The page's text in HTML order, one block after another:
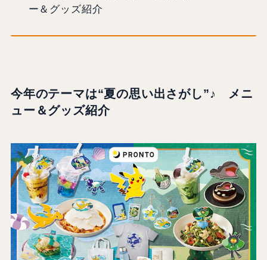
ー＆グッズ紹介
今年のテーマは“夏の思い出さがし”♪ メニ
ュー＆グッズ紹介